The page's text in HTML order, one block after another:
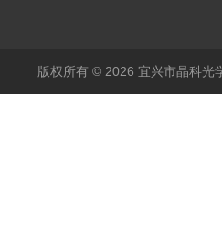
版权所有 © 2026 宜兴市晶科光